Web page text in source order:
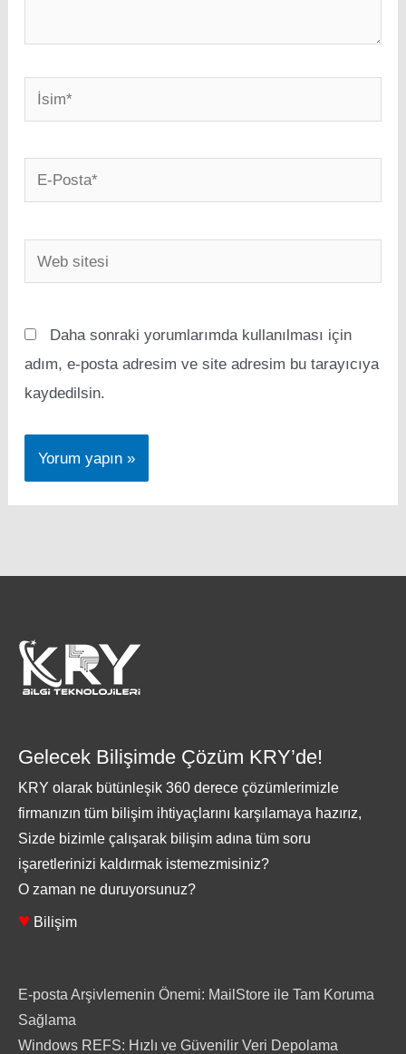
İsim*
E-
Posta*
Web
sitesi
Daha sonraki yorumlarımda kullanılması için
adım, e-posta adresim ve site adresim bu tarayıcıya
kaydedilsin.
Gelecek Bilişimde Çözüm KRY’de!
KRY olarak bütünleşik 360 derece çözümlerimizle
firmanızın tüm bilişim ihtiyaçlarını karşılamaya hazırız,
Sizde bizimle çalışarak bilişim adına tüm soru
işaretlerinizi kaldırmak istemezmisiniz?
O zaman ne duruyorsunuz?
♥ Bilişim
E-posta Arşivlemenin Önemi: MailStore ile Tam Koruma
Sağlama
Windows REFS: Hızlı ve Güvenilir Veri Depolama